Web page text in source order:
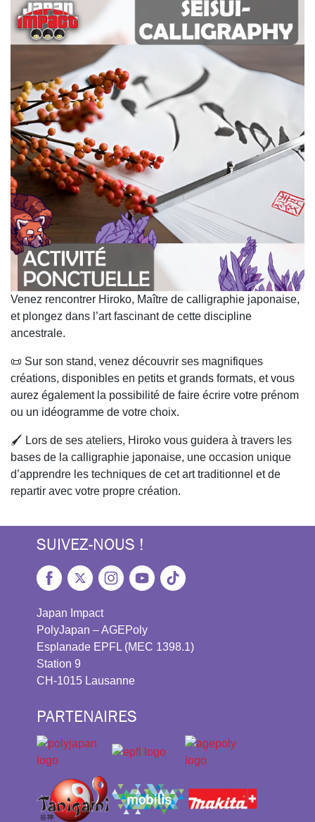
Venez rencontrer Hiroko, Maître de calligraphie japonaise,
et plongez dans l’art fascinant de cette discipline
ancestrale.
📜 Sur son stand, venez découvrir ses magnifiques
créations, disponibles en petits et grands formats, et vous
aurez également la possibilité de faire écrire votre prénom
ou un idéogramme de votre choix.
🖌️ Lors de ses ateliers, Hiroko vous guidera à travers les
bases de la calligraphie japonaise, une occasion unique
d’apprendre les techniques de cet art traditionnel et de
repartir avec votre propre création.
SUIVEZ-NOUS !
Japan Impact
PolyJapan – AGEPoly
Esplanade EPFL (MEC 1398.1)
Station 9
CH-1015 Lausanne
PARTENAIRES